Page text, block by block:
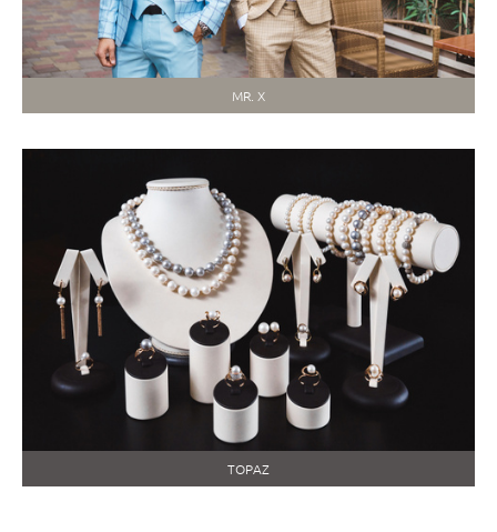
MR. X
TOPAZ